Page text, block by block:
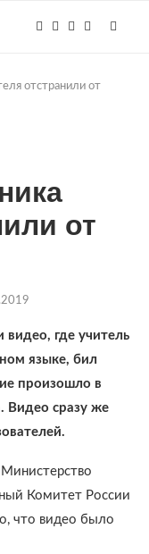
отстранили от
от
видео, где учитель
языке, бил
произошло в
Видео сразу же
Комитет России
что видео было